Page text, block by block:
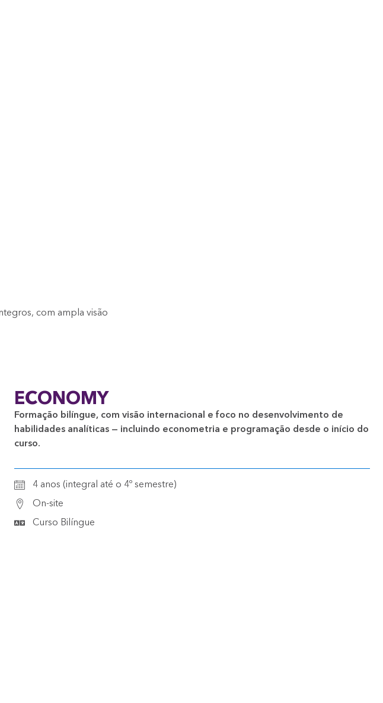
com ampla visão
ECONOMY
Formação bilíngue, com visão internacional e foco no desenvolvimento de
habilidades analíticas — incluindo econometria e programação desde o início do
curso.
4 anos (integral até o 4º semestre)
On-site
Curso Bilíngue